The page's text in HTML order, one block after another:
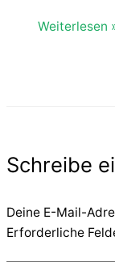
Weiterlesen
Schreibe
Deine E-Mail-
Erforderliche